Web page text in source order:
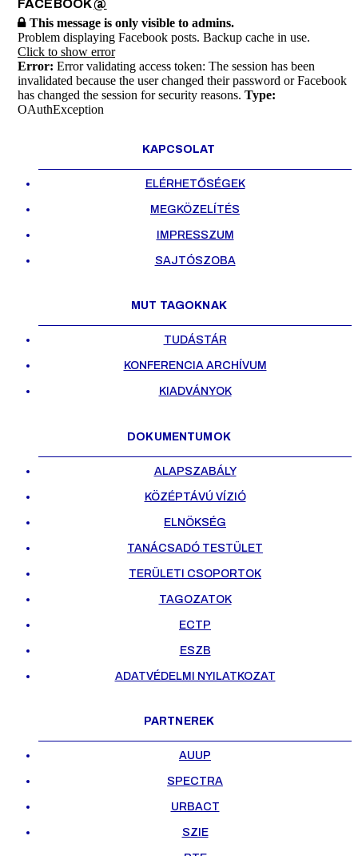
FACEBOOK@
This message is only visible to admins.
Problem displaying Facebook posts. Backup cache in use.
Click to show error
Error: Error validating access token: The session has been
invalidated because the user changed their password or Facebook
has changed the session for security reasons. Type:
OAuthException
KAPCSOLAT
ELÉRHETŐSÉGEK
MEGKÖZELÍTÉS
IMPRESSZUM
SAJTÓSZOBA
MUT TAGOKNAK
TUDÁSTÁR
KONFERENCIA ARCHÍVUM
KIADVÁNYOK
DOKUMENTUMOK
ALAPSZABÁLY
KÖZÉPTÁVÚ VÍZIÓ
ELNÖKSÉG
TANÁCSADÓ TESTÜLET
TERÜLETI CSOPORTOK
TAGOZATOK
ECTP
ESZB
ADATVÉDELMI NYILATKOZAT
PARTNEREK
AUUP
SPECTRA
URBACT
SZIE